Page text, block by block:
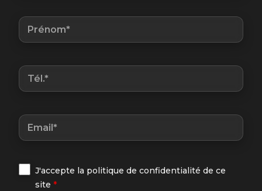
J'accepte la politique de confidentialité de ce
site *